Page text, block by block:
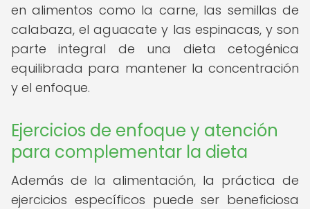
en alimentos como la carne, las semillas de
calabaza, el aguacate y las espinacas, y son
parte integral de una dieta cetogénica
equilibrada para mantener la concentración
y el enfoque.
Ejercicios de enfoque y atención
para complementar la dieta
Además de la alimentación, la práctica de
ejercicios específicos puede ser beneficiosa